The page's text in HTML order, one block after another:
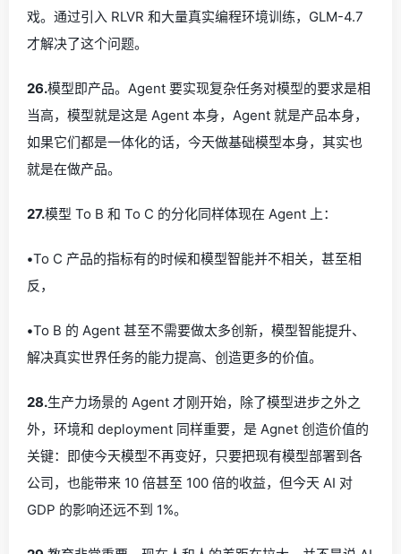
戏。通过引入 RLVR 和大量真实编程环境训练，GLM-4.7
才解决了这个问题。
26.模型即产品。Agent 要实现复杂任务对模型的要求是相
当高，模型就是这是 Agent 本身，Agent 就是产品本身，
如果它们都是一体化的话，今天做基础模型本身，其实也
就是在做产品。
27.模型 To B 和 To C 的分化同样体现在 Agent 上：
•To C 产品的指标有的时候和模型智能并不相关，甚至相
反，
•To B 的 Agent 甚至不需要做太多创新，模型智能提升、
解决真实世界任务的能力提高、创造更多的价值。
28.生产力场景的 Agent 才刚开始，除了模型进步之外之
外，环境和 deployment 同样重要，是 Agnet 创造价值的
关键：即使今天模型不再变好，只要把现有模型部署到各
公司，也能带来 10 倍甚至 100 倍的收益，但今天 AI 对
GDP 的影响还远不到 1%。